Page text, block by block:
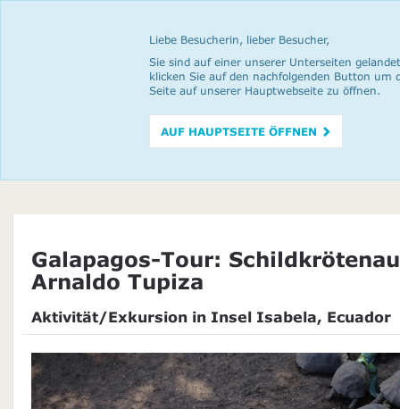
Liebe Besucherin, lieber Besucher,
Sie sind auf einer unserer Unterseiten
klicken Sie auf den nachfolgenden Button um
Seite auf unserer Hauptwebseite zu öffnen.
AUF HAUPTSEITE ÖFFNEN
Galapagos-Tour:
Arnaldo Tupiza
Aktivität/Exkursion in Insel Isabela, Ecuador